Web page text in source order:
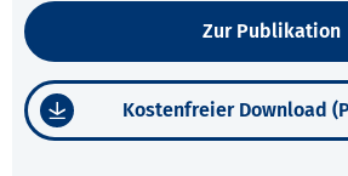
Zur Publikation
Kostenfreier Download